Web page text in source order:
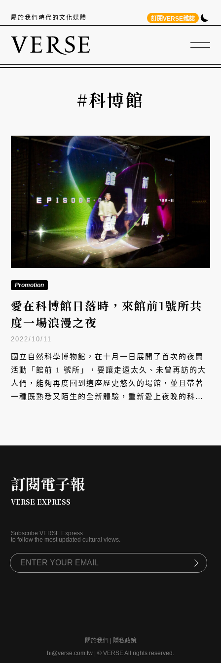
屬於我們時代的文化媒體 訂閱VERSE雜誌
#科博館
Promotion
愛在科博館日落時，來館前1號所共
度一場浪漫之夜
2022/10/11
國立自然科學博物館，在十月一日展開了首次的夜間
活動「館前 1 號所」，要讓走遠太久、未曾再訪的大
人們，能夠再度回到這座歷史悠久的場館，並且帶著
一種既熟悉又陌生的全新體驗，重新愛上夜晚的科博
訂閱電子報
VERSE EXPRESS
Subscribe VERSE Express
to follow the most updated cultural views.
關於我們
隱私政策
hi@verse.com.tw
© VERSE All rights reserved.